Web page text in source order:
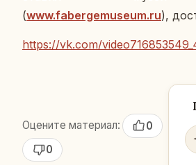
(www.fabergemuseum.ru),
https://vk.com/
Оцените материал:
0
0